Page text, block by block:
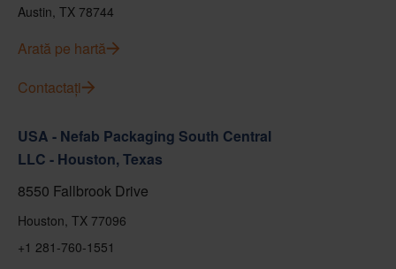
Austin, TX 78744
Arată pe hartă
Contactați
USA - Nefab Packaging South Central
LLC - Houston, Texas
8550 Fallbrook Drive
Houston, TX 77096
+1 281-760-1551